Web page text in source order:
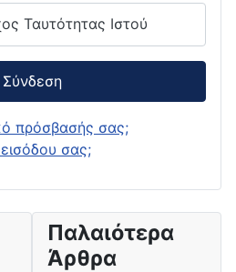
Ταυτότητας Ιστού
Σύνδεση
πρόσβασής σας;
σας;
Παλαιότερα
Άρθρα